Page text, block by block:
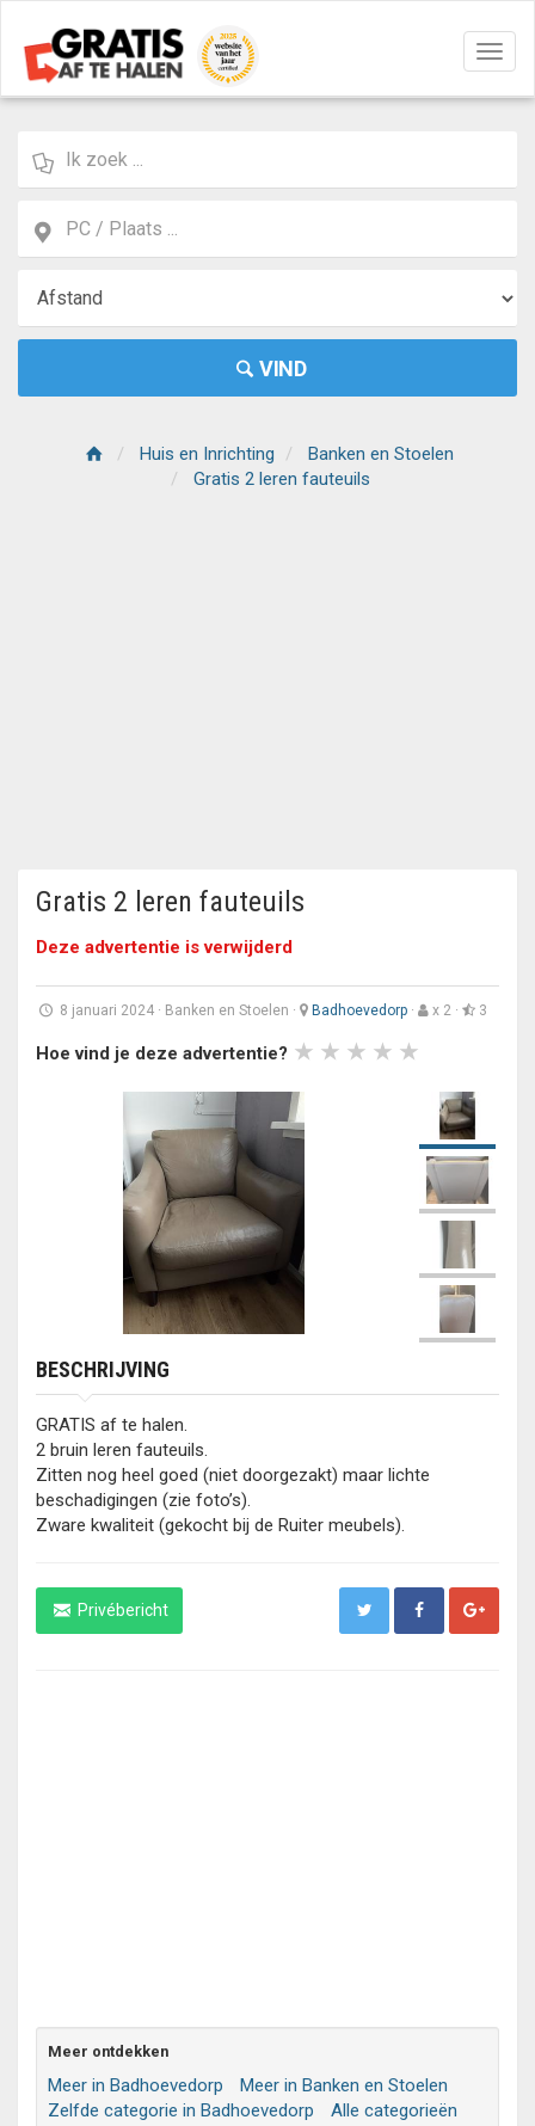
aan/
VIND
Huis en Inrichting
Banken en Stoelen
Gratis 2 leren fauteuils
Gratis 2 leren fauteuils
Deze advertentie is verwijderd
8 januari 2024· Banken en Stoelen · Badhoevedorp· x 2 · 3
Hoe vind je deze advertentie?
BESCHRIJVING
GRATIS af te halen.
2 bruin leren fauteuils.
Zitten nog heel goed (niet doorgezakt) maar lichte
beschadigingen (zie foto’s).
Zware kwaliteit (gekocht bij de Ruiter meubels).
Privébericht
Meer ontdekken
Meer in Badhoevedorp
Meer in Banken en Stoelen
Zelfde categorie in Badhoevedorp
Alle categorieën